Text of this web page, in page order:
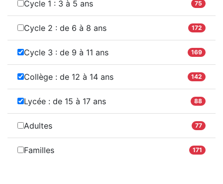
Cycle 1 : 3 à 5 ans 75
Cycle 2 : de 6 à 8 ans 172
Cycle 3 : de 9 à 11 ans 169
Collège : de 12 à 14 ans 142
Lycée : de 15 à 17 ans 88
Adultes 77
Familles 171